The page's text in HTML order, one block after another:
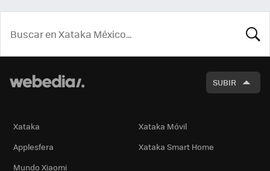
SUBIR
Xataka
Xataka Móvil
Applesfera
Xataka Smart Home
Mundo Xiaomi